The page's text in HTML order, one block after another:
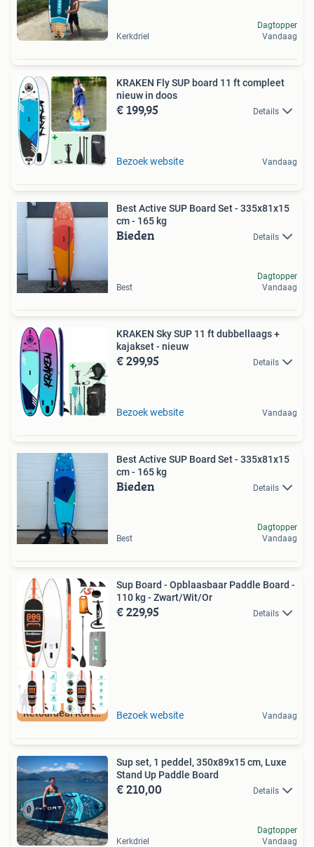
Kerkdriel
Dagtopper
Vandaag
KRAKEN Fly SUP board 11 ft compleet
nieuw in doos
€ 199,95 Details
Bezoek website Vandaag
Best Active SUP Board Set - 335x81x15
cm - 165 kg
Bieden Details
Best
Dagtopper
Vandaag
KRAKEN Sky SUP 11 ft dubbellaags +
kajakset - nieuw
€ 299,95 Details
Bezoek website Vandaag
Best Active SUP Board Set - 335x81x15
cm - 165 kg
Bieden Details
Best
Dagtopper
Vandaag
Retourdeal Korting
Sup Board - Opblaasbaar Paddle Board -
110 kg - Zwart/Wit/Or
€ 229,95 Details
Bezoek website Vandaag
Sup set, 1 peddel, 350x89x15 cm, Luxe
Stand Up Paddle Board
€ 210,00 Details
Kerkdriel
Dagtopper
Vandaag